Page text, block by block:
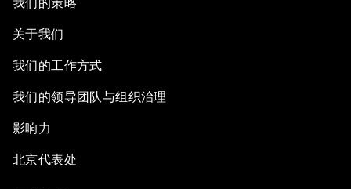
关于我们
我们的工作方式
我们的领导团队与组织治理
影响力
北京代表处